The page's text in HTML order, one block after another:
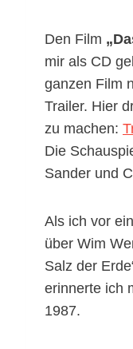
Den Film
mir als CD
ganzen Film
Trailer. Hier
zu machen:
Die
Sander und
Als ich vor
über Wim
Salz der
erinnerte ich
1987.